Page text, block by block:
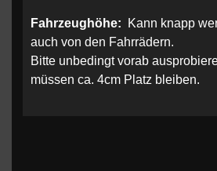
Fahrzeughöhe:
Kann knapp
auch von den Fahrrädern.
Bitte unbedingt vorab
müssen ca. 4cm Platz bleiben.